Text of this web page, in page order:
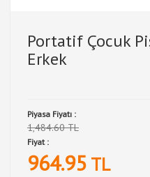
Portatif Çocuk
Erkek
Piyasa Fiyatı :
1,484.60 TL
Fiyat :
964.95 TL